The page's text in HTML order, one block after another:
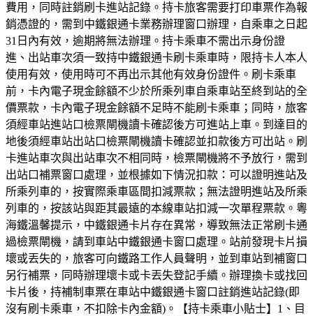
費用，同時註銷刷卡進站記錄。持卡旅客需要打印車票作為報
銷憑證的，需到中鐵銀通卡業務辦理窗口辦理，自乘車之日起
31日內有效，逾期將無法辦理。持卡乘車不需出示身份證
進、出站車次須一致持中鐵銀通卡刷卡乘車時，限持卡人本人
使用有效，使用時可不再出示其他有效身份證件。刷卡乘車
前，卡內電子現金餘額不少於所乘列車自乘車站至終到站的全
價票款，卡內電子現金餘額不足時不能刷卡乘車；同時，旅客
須經車站進站口檢票閘機讀卡確認後方可進站上車。到達目的
地後須經車站出站口檢票閘機讀卡確認並扣款後方可出站。刷
卡進站車次與出站車次不相同時，檢票閘機將不予放行，需到
出站口補票窗口處理，並根據如下情況扣款：可以證明進站及
所乘列車的，按實際乘車區間扣減票款；無法證明進站及所乘
列車的，按該站與距其最遠的本線車站扣減一次單程票款。粵
海鐵溫馨提示，中鐵銀通卡片存在異常，導致無法正常刷卡通
過檢票閘機，請到車站中鐵銀通卡窗口處理。站前發現卡片損
壞或丟失的，旅客可向鐵路工作人員聲明，並到車站到補窗口
另行補票，同時辦理壞卡或卡丟失登記手續。辦理換卡或找回
卡片後，持補制車票在車站中鐵銀通卡窗口註銷進站記錄(即
沒有刷卡乘車，不扣除卡內金額)。【持卡乘車小貼士】1、目